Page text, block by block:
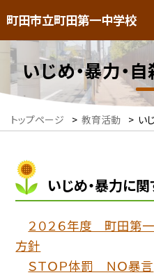
町田市立町田第一中学校
いじめ・暴力・
トップページ > 教育活動 > い
いじめ・暴力に
２０２６年度 町田第
方針
ＳＴＯＰ体罰 ＮＯ暴言